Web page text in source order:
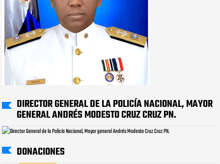
DIRECTOR GENERAL DE LA POLICÍA NACIONAL, MAYOR
GENERAL ANDRÉS MODESTO CRUZ CRUZ PN.
DONACIONES